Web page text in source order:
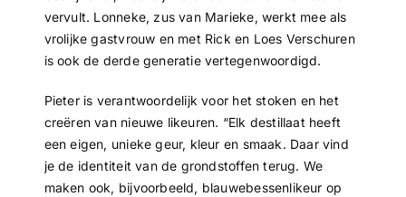
vervult. Lonneke, zus van Marieke, werkt mee als
vrolijke gastvrouw en met Rick en Loes Verschuren
is ook de derde generatie vertegenwoordigd.
Pieter is verantwoordelijk voor het stoken en het
creëren van nieuwe likeuren. “Elk destillaat heeft
een eigen, unieke geur, kleur en smaak. Daar vind
je de identiteit van de grondstoffen terug. We
maken ook, bijvoorbeeld, blauwebessenlikeur op